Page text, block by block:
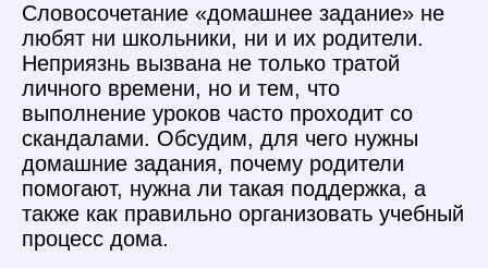
Словосочетание «домашнее задание» не
любят ни школьники, ни и их родители.
Неприязнь вызвана не только тратой
личного времени, но и тем, что
выполнение уроков часто проходит со
скандалами. Обсудим, для чего нужны
домашние задания, почему родители
помогают, нужна ли такая поддержка, а
также как правильно организовать учебный
процесс дома.